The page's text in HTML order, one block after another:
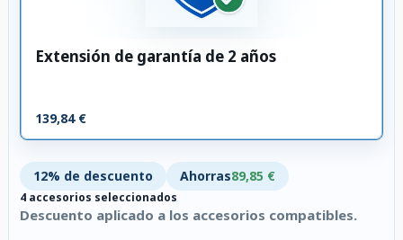
Extensión de garantía de 2 años
139,84 €
12% de descuento Ahorras89,85 €
4 accesorios seleccionados
Descuento aplicado a los accesorios compatibles.